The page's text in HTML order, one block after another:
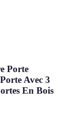
Porte
Avec 3
En Bois